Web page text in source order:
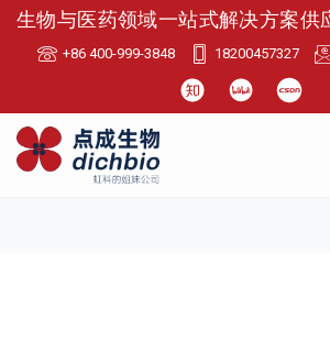
生物与医药领域一站式解决方案供
+86 400-999-3848 18200457327